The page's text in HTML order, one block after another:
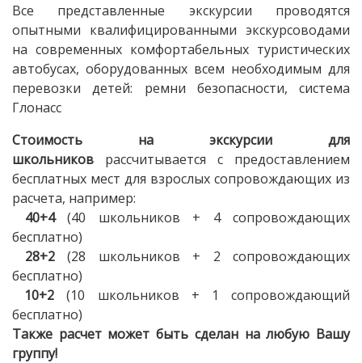
Все представленные экскурсии проводятся
опытными квалифицированными экскурсоводами
на современных комфортабельных туристических
автобусах, оборудованных всем необходимым для
перевозки детей: ремни безопасности, система
Глонасс
Стоимость на экскурсии для
школьников рассчитывается с предоставлением
бесплатных мест для взрослых сопровождающих из
расчета, например:
40+4 (40 школьников + 4 сопровождающих
бесплатно)
28+2 (28 школьников + 2 сопровождающих
бесплатно)
10+2(10 школьников + 1 сопровождающий
бесплатно)
Также расчет может быть сделан на любую Вашу
группу!